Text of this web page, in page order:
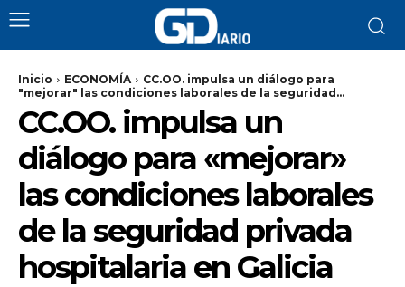
Inicio ECONOMÍA
CC.OO. impulsa un diálogo para
"mejorar" las condiciones laborales de la seguridad...
CC.OO. impulsa un
diálogo para «mejorar»
las condiciones laborales
de la seguridad privada
hospitalaria en Galicia